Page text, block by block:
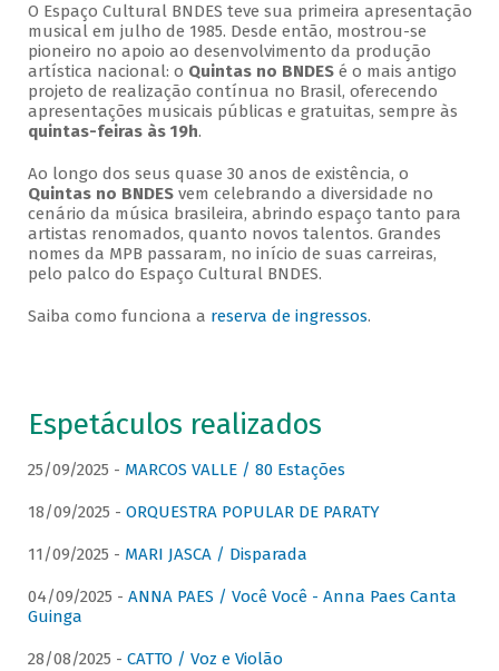
O Espaço Cultural BNDES teve sua primeira apresentação
musical em julho de 1985. Desde então, mostrou-se
pioneiro no apoio ao desenvolvimento da produção
artística nacional: o Quintas no BNDESé o mais antigo
projeto de realização contínua no Brasil, oferecendo
apresentações musicais públicas e gratuitas, sempre às
quintas-feiras às 19h.
Ao longo dos seus quase 30 anos de existência, o
Quintas no BNDESvem celebrando a diversidade no
cenário da música brasileira, abrindo espaço tanto para
artistas renomados, quanto novos talentos. Grandes
nomes da MPB passaram, no início de suas carreiras,
pelo palco do Espaço Cultural BNDES.
Saiba como funciona a reserva de ingressos.
Espetáculos realizados
25/09/2025 - MARCOS VALLE / 80 Estações
18/09/2025 - ORQUESTRA POPULAR DE PARATY
11/09/2025 - MARI JASCA / Disparada
04/09/2025 - ANNA PAES / Você Você - Anna Paes Canta
Guinga
28/08/2025 - CATTO / Voz e Violão